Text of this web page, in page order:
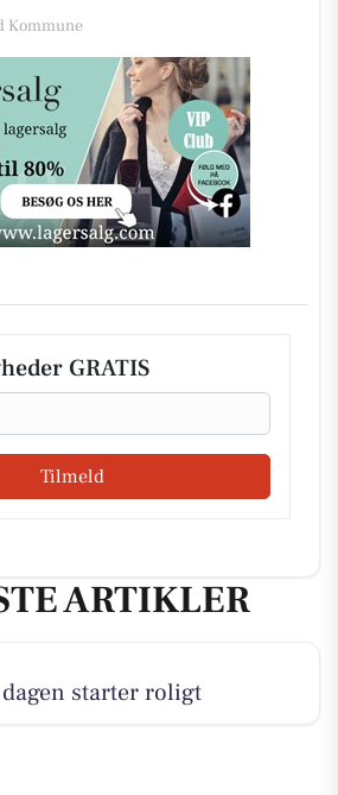
Kommune
GRATIS
Tilmeld
ARTIKLER
starter roligt